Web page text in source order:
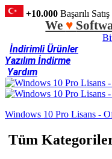
+10.000 Başarılı
We ♥
İndirimli Ürünler
Yazılım İndirme
Yardım
Windows 10 Pro Lisans -
Tüm